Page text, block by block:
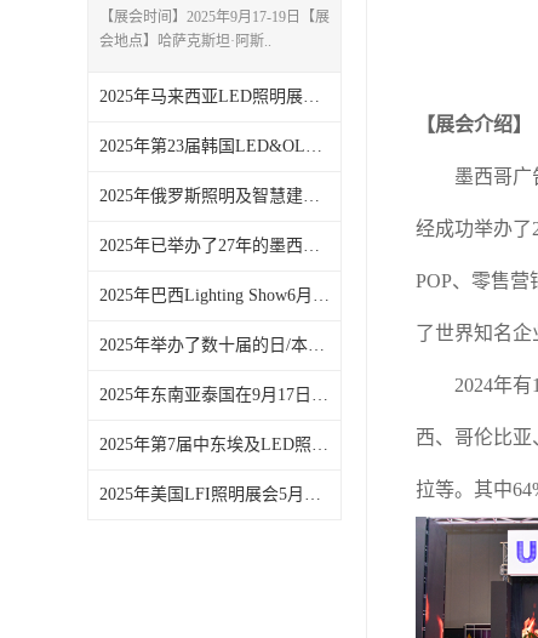
智慧城市展9月份在哈萨克斯坦
举办
【展会时间】2025年9月17-19日【展
会地点】哈萨克斯坦·阿斯..
2025年马来西亚LED照明展主办方联/系
2025年第23届韩国LED&OLED照明展
2025年俄罗斯照明及智慧建筑展会10月份在莫斯科开幕
2025年已举办了27年的墨西哥照明电力展会在6月初开展
2025年巴西Lighting Show6月份在圣保罗举办
2025年举办了数十届的日/本照明展会3月4号在东京开展
2025年东南亚泰国在9月17日到19日举行第11届LED照明展会
2025年第7届中东埃及LED照明展会
2025年美国LFI照明展会5月初在拉斯举行
【展会介绍】
墨西哥广
经成功举办了
POP、零售营
了世界知名企
2024年有
西、哥伦比
拉等。其中